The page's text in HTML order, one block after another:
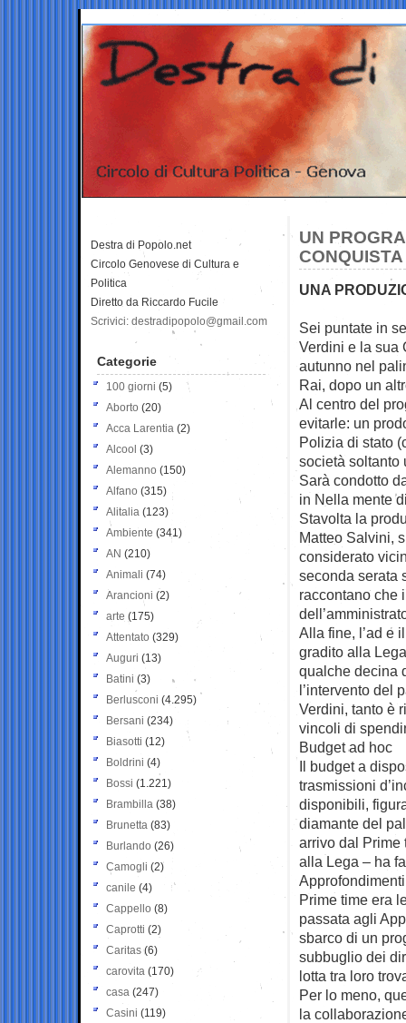
UN
UNA
Sei puntate in
Verdini e la sua
autunno nel
Rai, dopo un
Al centro del
evitarle: un
Polizia di stato
società soltanto
Sarà condotto
in Nella mente
Stavolta la
Matteo Salvini,
considerato
seconda serata
raccontano che
Alla fine, l’ad e
gradito alla
qualche decina
l’intervento del
Verdini, tanto è
vincoli di
Budget ad hoc
Il budget a
trasmissioni
disponibili,
diamante del
arrivo dal Prime
alla Lega – ha
Prime time era
passata agli
sbarco di un
subbuglio dei
lotta tra loro
Per lo meno,
la
Destra di Popolo.net
Circolo Genovese di Cultura e
Politica
Diretto da Riccardo Fucile
Scrivici: destradipopolo@gmail.com
Categorie
100 giorni (5)
Aborto (20)
Acca Larentia (2)
Alcool (3)
Alemanno (150)
Alfano (315)
Alitalia (123)
Ambiente (341)
AN (210)
Animali (74)
Arancioni (2)
arte (175)
Attentato (329)
Auguri (13)
Batini (3)
Berlusconi (4.295)
Bersani (234)
Biasotti (12)
Boldrini (4)
Bossi (1.221)
Brambilla (38)
Brunetta (83)
Burlando (26)
Camogli (2)
canile (4)
Cappello (8)
Caprotti (2)
Caritas (6)
carovita (170)
casa (247)
Casini (119)